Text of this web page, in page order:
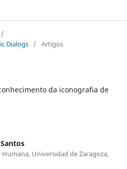
/
Dialogs / Artigos
da iconografia de
Humana, Universidad de Zaragoza,